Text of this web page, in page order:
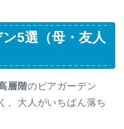
5選（母・友人
層階のビアガーデン
、大人がいちばん落ち